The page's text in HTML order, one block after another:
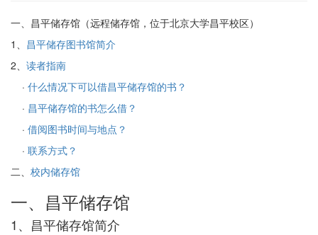
一、昌平储存馆（远程储存馆，位于北京大学昌平校区）
1、 昌平储存图书馆简介
2、 读者指南
· 什么情况下可以借昌平储存馆的书？
· 昌平储存馆的书怎么借？
· 借阅图书时间与地点？
· 联系方式？
二、 校内储存馆
一、昌平储存馆
1、昌平储存馆简介